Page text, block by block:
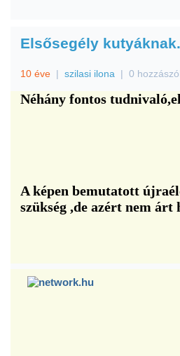
Elsősegély kutyáknak.
10 éve | szilasi ilona | 0
Néhány fontos
A képen bemutatott
szükség ,de azért nem